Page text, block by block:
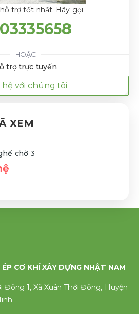
trợ tốt nhất. Hãy gọi
HOẶC
trợ trực tuyến
hệ với chúng tôi
XEM
chờ 3
CƠ KHÍ XÂY DỰNG NHẬT NAM
Đông 1, Xã Xuân Thới Đông, Huyện